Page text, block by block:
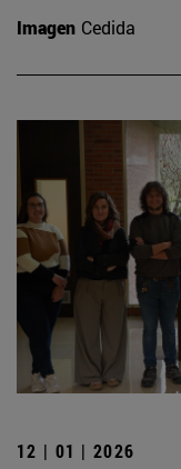
Imagen Cedida
12 | 01 | 2026